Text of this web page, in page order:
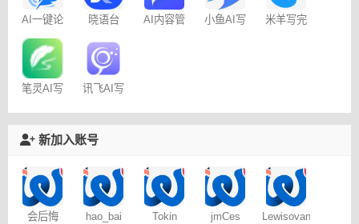
AI一键论
AIPaperPass
晓语台
AI内容管
小鱼AI写
米羊写完
笔灵AI写
讯飞AI写
新加入账号
会后悔 hao_bai Tokin jmCes Lewisovant